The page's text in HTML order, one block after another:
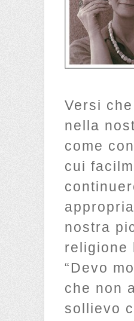
Versi
nella
come
cui
nostra
religione
“Devo
che non
sollievo